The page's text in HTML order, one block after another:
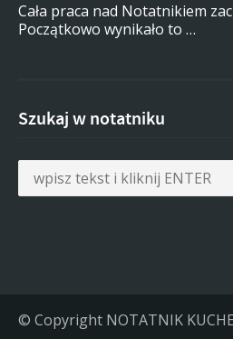
Cała praca nad Notatnikiem
Początkowo wynikało to …
Szukaj w notatniku
© Copyright NOTATNIK